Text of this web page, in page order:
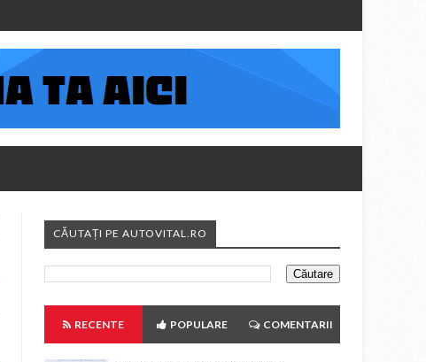
CĂUTAȚI PE AUTOVITAL.RO
RECENTE POPULARE COMENTARII